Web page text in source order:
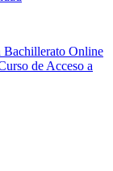
Bachillerato Online
de Acceso a